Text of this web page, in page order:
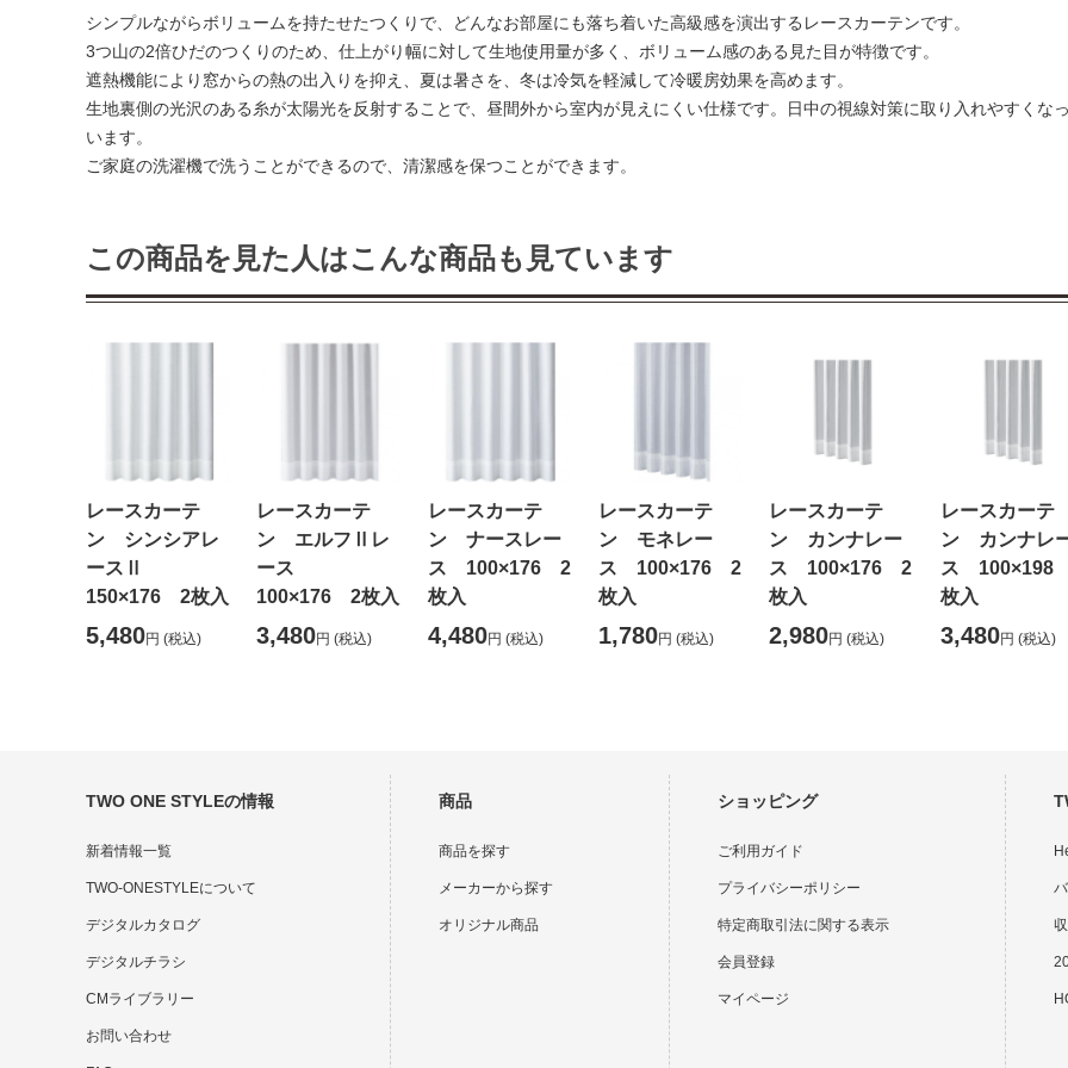
シンプルながらボリュームを持たせたつくりで、どんなお部屋にも落ち着いた高級感を演出するレースカーテンです。
3つ山の2倍ひだのつくりのため、仕上がり幅に対して生地使用量が多く、ボリューム感のある見た目が特徴です。
遮熱機能により窓からの熱の出入りを抑え、夏は暑さを、冬は冷気を軽減して冷暖房効果を高めます。
生地裏側の光沢のある糸が太陽光を反射することで、昼間外から室内が見えにくい仕様です。日中の視線対策に取り入れやすくな
います。
ご家庭の洗濯機で洗うことができるので、清潔感を保つことができます。
この商品を見た人はこんな商品も見ています
レースカーテ
ン シンシアレ
ースⅡ
150×176 2枚入
5,480円 (税込)
レースカーテ
ン エルフⅡレ
ース
100×176 2枚入
3,480円 (税込)
レースカーテ
ン ナースレー
ス 100×176 2
枚入
4,480円 (税込)
レースカーテ
ン モネレー
ス 100×176 2
枚入
1,780円 (税込)
レースカーテ
ン カンナレー
ス 100×176 2
枚入
2,980円 (税込)
レースカーテ
ン カンナレ
ス 100×198
枚入
3,480円 (税込)
TWO ONE STYLEの情報
新着情報一覧
TWO-ONESTYLEについて
デジタルカタログ
デジタルチラシ
CMライブラリー
お問い合わせ
商品
商品を探す
メーカーから探す
オリジナル商品
ショッピング
ご利用ガイド
プライバシーポリシー
特定商取引法に関する表示
会員登録
マイページ